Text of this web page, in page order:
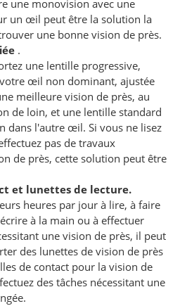
une monovision avec une
un œil peut être la solution la
une bonne vision de près.
.
une lentille progressive,
œil non dominant, ajustée
meilleure vision de près, au
de loin, et une lentille standard
dans l'autre œil. Si vous ne lisez
pas de travaux
de près, cette solution peut être
et lunettes de lecture.
heures par jour à lire, à faire
à la main ou à effectuer
une vision de près, il peut
des lunettes de vision de près
de contact pour la vision de
des tâches nécessitant une